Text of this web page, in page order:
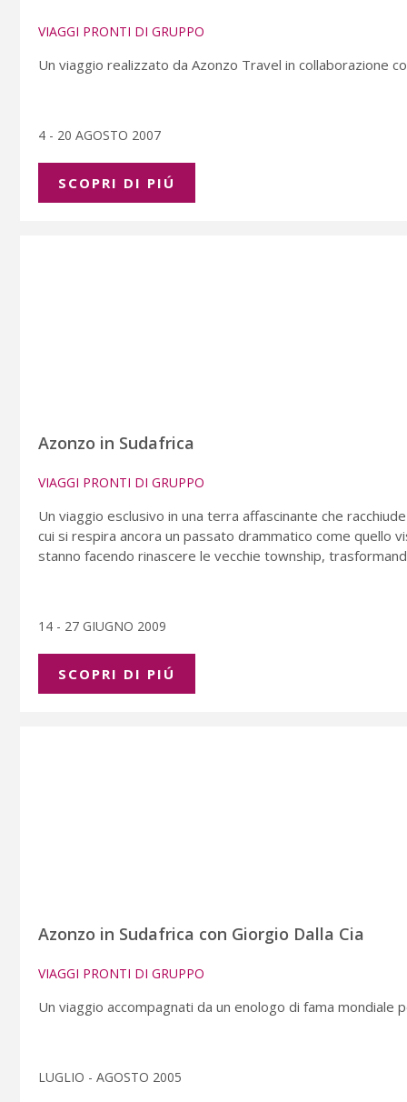
VIAGGI PRONTI DI GRUPPO
Un viaggio realizzato da Azonzo Travel in collaborazione
4 - 20 AGOSTO 2007
SCOPRI DI PIÚ
Azonzo in Sudafrica
VIAGGI PRONTI DI GRUPPO
Un viaggio esclusivo in una terra affascinante che
cui si respira ancora un passato drammatico come quello
stanno facendo rinascere le vecchie township,
14 - 27 GIUGNO 2009
SCOPRI DI PIÚ
Azonzo in Sudafrica con Giorgio Dalla Cia
VIAGGI PRONTI DI GRUPPO
Un viaggio accompagnati da un enologo di fama
LUGLIO - AGOSTO 2005